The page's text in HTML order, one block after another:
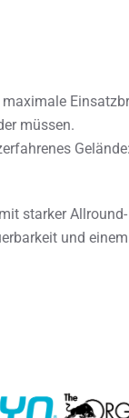
müssen.
starker Allround-
und